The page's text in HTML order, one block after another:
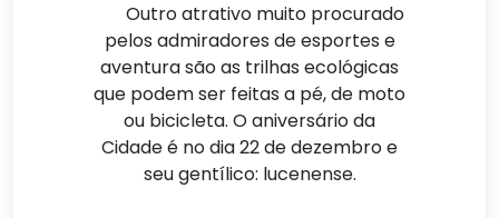
Outro atrativo muito procurado
pelos admiradores de esportes e
aventura são as trilhas ecológicas
que podem ser feitas a pé, de moto
ou bicicleta. O aniversário da
Cidade é no dia 22 de dezembro e
seu gentílico: lucenense.